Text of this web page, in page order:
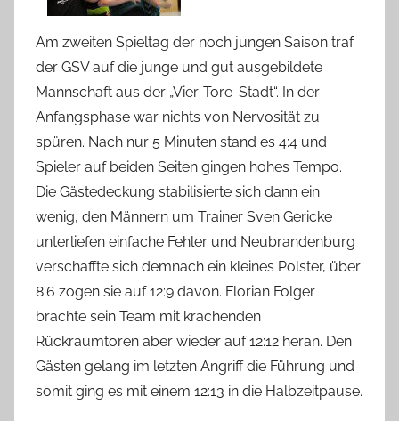
Am zweiten Spieltag der noch jungen Saison traf
der GSV auf die junge und gut ausgebildete
Mannschaft aus der „Vier-Tore-Stadt“. In der
Anfangsphase war nichts von Nervosität zu
spüren. Nach nur 5 Minuten stand es 4:4 und
Spieler auf beiden Seiten gingen hohes Tempo.
Die Gästedeckung stabilisierte sich dann ein
wenig, den Männern um Trainer Sven Gericke
unterliefen einfache Fehler und Neubrandenburg
verschaffte sich demnach ein kleines Polster, über
8:6 zogen sie auf 12:9 davon. Florian Folger
brachte sein Team mit krachenden
Rückraumtoren aber wieder auf 12:12 heran. Den
Gästen gelang im letzten Angriff die Führung und
somit ging es mit einem 12:13 in die Halbzeitpause.